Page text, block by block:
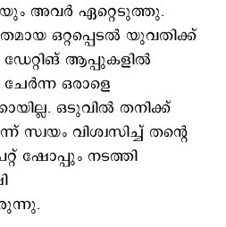
അവര്‍ ഏറ്റെടുത്തു.
ഒറ്റപ്പെടല്‍ യുവതിക്ക്
ഡേറ്റിങ് ആപ്പുകളില്‍
ഒരാളെ
ഒടുവില്‍ തനിക്ക്
സ്വയം വിശ്വസിച്ച് തന്‍റെ
ഷോപ്പും നടത്തി